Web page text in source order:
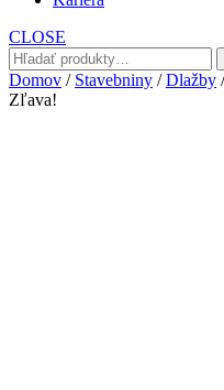
CLOSE
Hľadať:
Domov / Stavebniny /Dlažby
Zľava!